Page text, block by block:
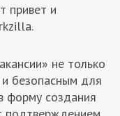
привет и
не только
безопасным для
форму создания